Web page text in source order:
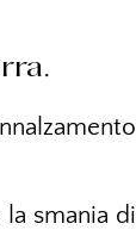
smania di